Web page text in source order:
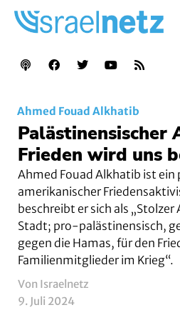
Ahmed Fouad Alkhatib
Palästinensischer
Frieden wird uns
Ahmed Fouad Alkhatib ist
amerikanischer
beschreibt er sich als
Stadt; pro-palästinensisch,
gegen die Hamas, für den
Familienmitglieder im Krieg“.
Von Israelnetz
9. Juli 2024